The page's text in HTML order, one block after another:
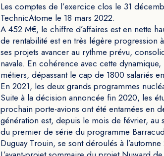
Les comptes de l’exercice clos le 31
TechnicAtome le 18 mars 2022.
A 452 M€, le chiffre d’affaires est en nette
de rentabilité est en très légère progression
ses projets avancer au rythme prévu,
navale. En cohérence avec cette
métiers, dépassant le cap de 1800 salariés
En 2021, les deux grands programmes
Suite à la décision annoncée fin 2020, les
prochain porte-avions ont été entamées en
génération est, depuis le mois de février,
du premier de série du programme
Duguay Trouin, se sont déroulés à